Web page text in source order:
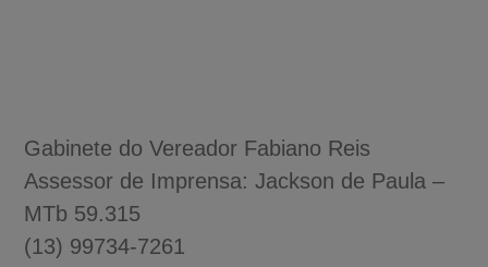
Gabinete do Vereador Fabiano Reis
Assessor de Imprensa: Jackson de Paula –
MTb 59.315
(13) 99734-7261